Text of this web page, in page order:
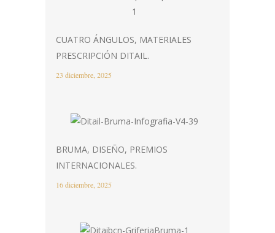
CUATRO ÁNGULOS, MATERIALES
PRESCRIPCIÓN DITAIL.
23 diciembre, 2025
BRUMA, DISEÑO, PREMIOS
INTERNACIONALES.
16 diciembre, 2025